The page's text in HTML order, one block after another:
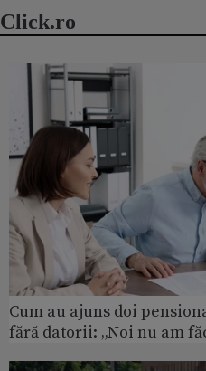
Click.ro
Cum au ajuns doi
fără datorii: „Noi nu am